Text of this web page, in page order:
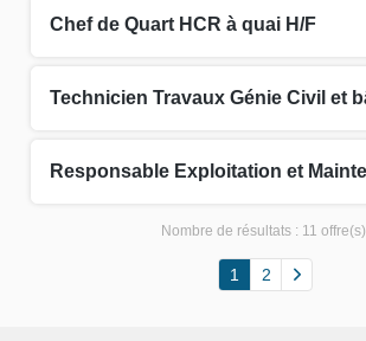
Chef de Quart HCR à quai H/F
Nombre de résultats : 11 offre(s)
1 2